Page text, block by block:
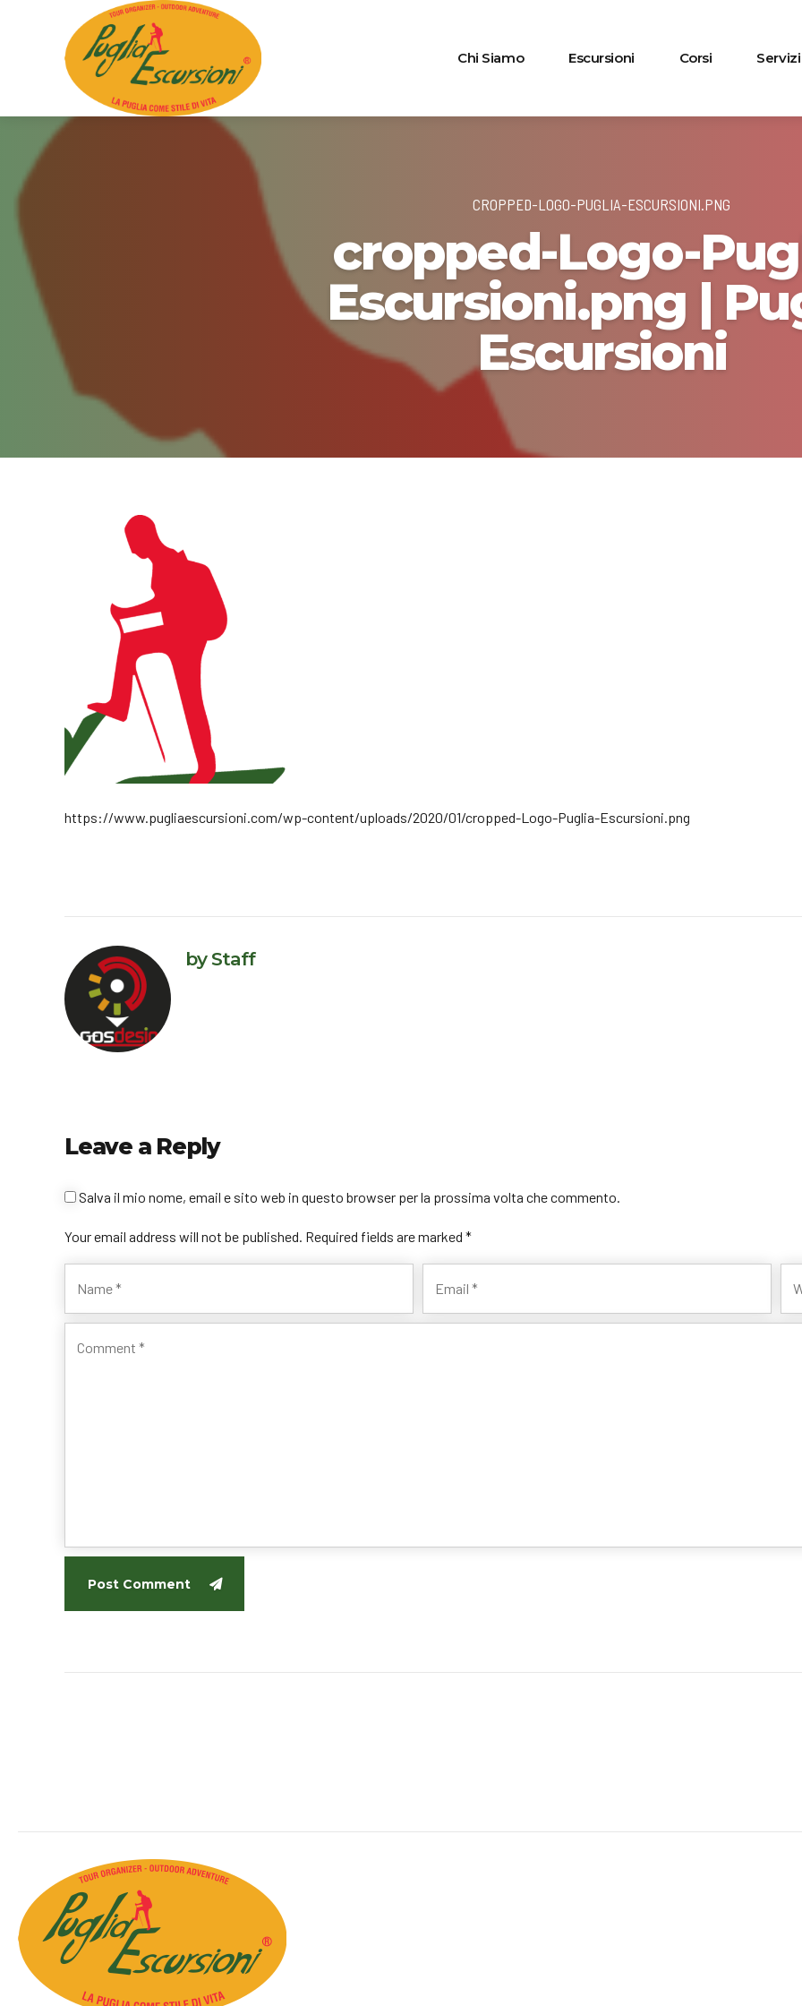
Chi Siamo Escursioni Corsi Servizi
CROPPED-LOGO-PUGLIA-ESCURSIONI.PNG
cropped-Logo-
Escursioni.png |
Escursioni
https://www.pugliaescursioni.com/wp-content/uploads/2020/01/cropped-Logo-Puglia-Escursioni.png
by Staff
Leave a Reply
Your email address will not be published. Required fields are marked *
Salva il mio nome, email e sito web in questo browser per la prossima volta che commento.
Post Comment